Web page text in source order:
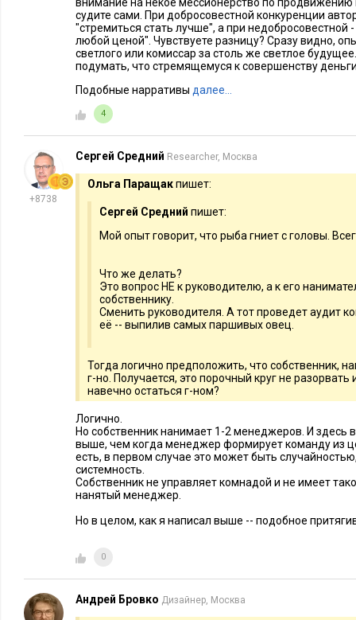
судите сами. При добросовестной конкуренции
"стремиться стать лучше", а при недобросовестной
любой ценой". Чувствуете разницу? Сразу видно,
светлого или комиссар за столь же светлое
подумать, что стремящемуся к совершенству
Подобные нарративы далее…
4
+8738
Сергей Средний Researcher, Москва
Ольга Паращакпишет:
Сергей Средний пишет:
Мой опыт говорит, что рыба гниет с головы.
Что же делать?
Это вопрос НЕ к руководителю, а к его
собственнику.
Сменить руководителя. А тот проведет аудит
её -- выпилив самых паршивых овец.
Тогда логично предположить, что собственник,
г-но. Получается, это порочный круг не
навечно остаться г-ном?
Логично.
Но собственник нанимает 1-2 менеджеров. И здесь
выше, чем когда менеджер формирует команду из
есть, в первом случае это может быть
системность.
Собственник не управляет комнадой и не имеет
нанятый менеджер.
Но в целом, как я написал выше -- подобное
0
Андрей Бровко Дизайнер, Москва